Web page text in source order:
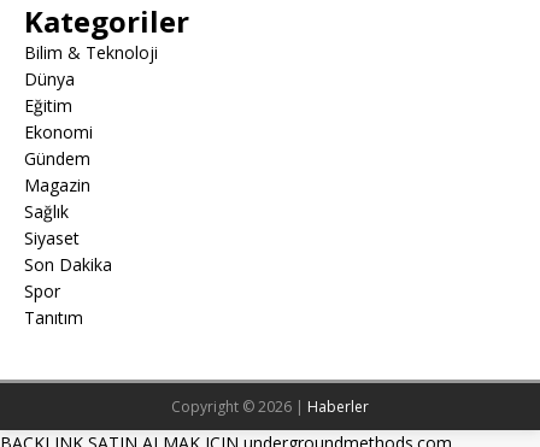
Kategoriler
Bilim & Teknoloji
Dünya
Eğitim
Ekonomi
Gündem
Magazin
Sağlık
Siyaset
Son Dakika
Spor
Tanıtım
Copyright © 2026 | Haberler